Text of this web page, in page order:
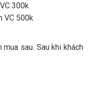
300k
VC 500k
sau. Sau khi khách